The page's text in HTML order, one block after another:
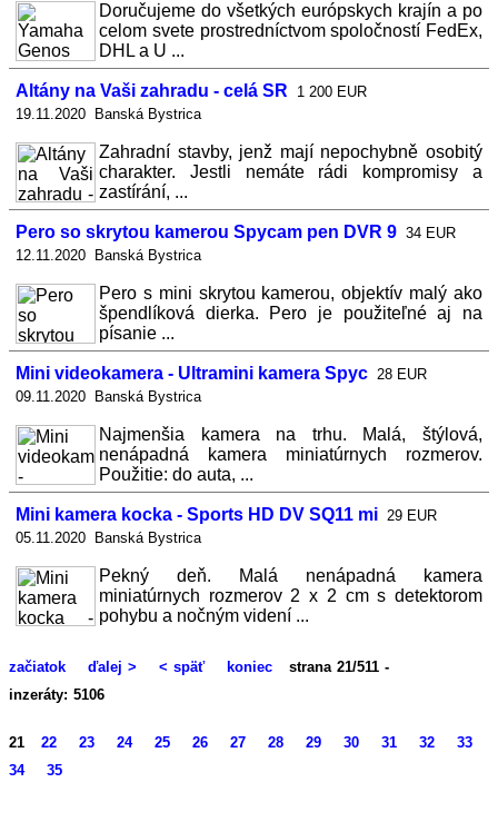
Doručujeme do všetkých európskych krajín a po
celom svete prostredníctvom spoločností FedEx,
DHL a U ...
Altány na Vaši zahradu - celá SR
1 200 EUR
19.11.2020 Banská Bystrica
Zahradní stavby, jenž mají nepochybně osobitý
charakter. Jestli nemáte rádi kompromisy a
zastírání, ...
Pero so skrytou kamerou Spycam pen DVR 9 34 EUR
12.11.2020 Banská Bystrica
Pero s mini skrytou kamerou, objektív malý ako
špendlíková dierka. Pero je použiteľné aj na
písanie ...
Mini videokamera - Ultramini kamera Spyc 28 EUR
09.11.2020 Banská Bystrica
Najmenšia kamera na trhu. Malá, štýlová,
nenápadná kamera miniatúrnych rozmerov.
Použitie: do auta, ...
Mini kamera kocka - Sports HD DV SQ11 mi 29 EUR
05.11.2020 Banská Bystrica
Pekný deň. Malá nenápadná kamera
miniatúrnych rozmerov 2 x 2 cm s detektorom
pohybu a nočným videní ...
začiatok ďalej > < späť koniec
strana 21/511 -
inzeráty: 5106
21 22 23 24 25 26 27 28 29 30 31 32
33
34
35